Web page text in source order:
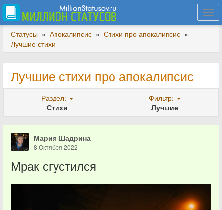
Статусы » Апокалипсис » Стихи про апокалипсис »
Лучшие стихи
Лучшие стихи про апокалипсис
Раздел:
Стихи
Фильтр:
Лучшие
Мария Шадрина
8 Октября 2022
Мрак сгустился